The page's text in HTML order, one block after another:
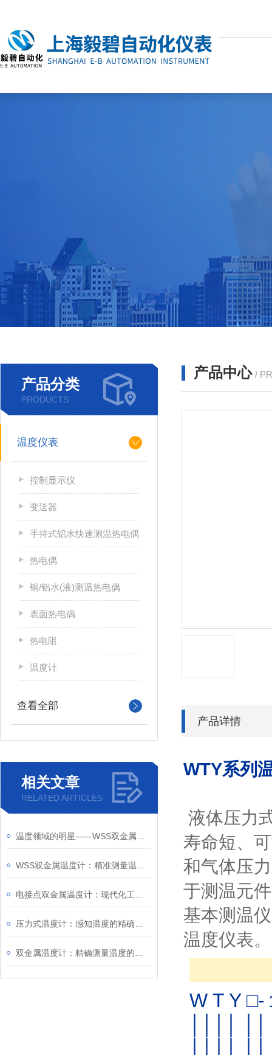
产品分类
PRODUCTS
温度仪表
控制显示仪
变送器
手持式铝水快速测温热电偶
热电偶
铜/铝水(液)测温热电偶
表面热电偶
热电阻
温度计
查看全部
相关文章
RELATED ARTICLES
产品中心 /
产品详情
WTY系列
液体压力
寿命短、
和气体压
于测温元
基本测温
温度仪表。
W T Y